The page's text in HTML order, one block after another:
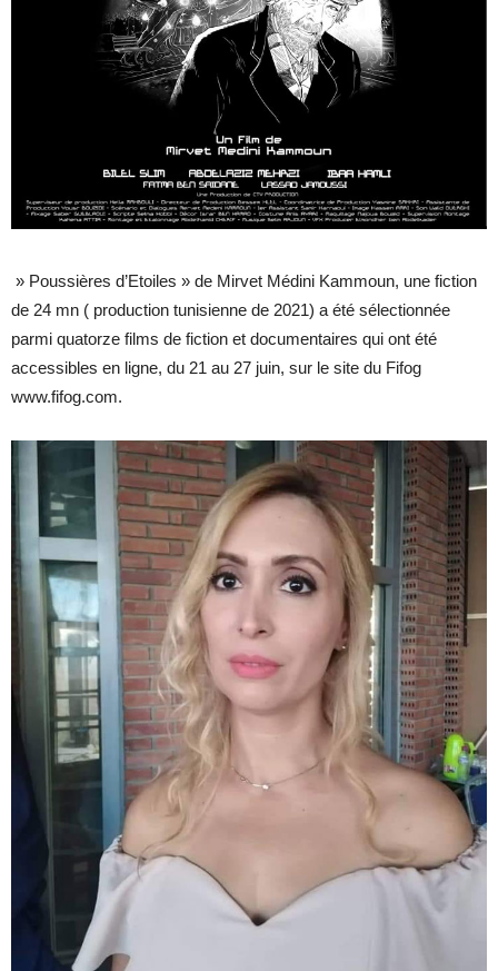
» Poussières d’Etoiles » de Mirvet Médini Kammoun, une fiction
de 24 mn ( production tunisienne de 2021) a été sélectionnée
parmi quatorze films de fiction et documentaires qui ont été
accessibles en ligne, du 21 au 27 juin, sur le site du Fifog
www.fifog.com.